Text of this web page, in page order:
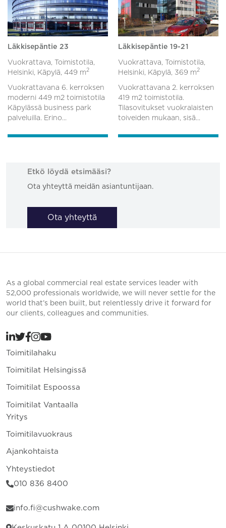
Läkkisepäntie 23
Vuokrattava, Toimistotila,
Helsinki, Käpylä, 449 m2
Vuokrattavana 6. kerroksen
moderni 449 m2 toimistotila
Käpylässä business park
palveluilla. Erino...
Läkkisepäntie 19-21
Vuokrattava, Toimistotila,
Helsinki, Käpylä, 369 m2
Vuokrattavana 2. kerroksen
419 m2 toimistotila.
Tilasovitukset vuokralaisten
toiveiden mukaan, sisä...
Etkö löydä etsimääsi?
Ota yhteyttä meidän asiantuntijaan.
Ota yhteyttä
As a global commercial real estate services leader with
52,000 professionals worldwide, we will never settle for the
world that’s been built, but relentlessly drive it forward for
our clients, colleagues and communities.
Toimitilahaku
Toimitilat Helsingissä
Toimitilat Espoossa
Toimitilat Vantaalla
Yritys
Toimitilavuokraus
Ajankohtaista
Yhteystiedot
010 836 8400
info.fi@cushwake.com